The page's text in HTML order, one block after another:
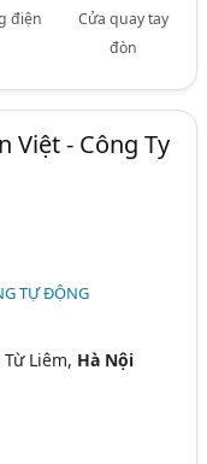
điện
Cửa quay tay
đòn
Việt - Công Ty
TỰ ĐỘNG
Liêm, Hà Nội